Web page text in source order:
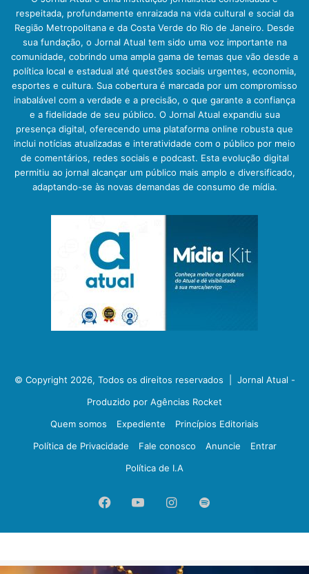
respeitada, profundamente enraizada na vida cultural e social da
Região Metropolitana e da Costa Verde do Rio de Janeiro. Desde
sua fundação, o Jornal Atual tem sido uma voz importante na
comunidade, cobrindo uma ampla gama de temas que vão desde a
política local e estadual até questões sociais urgentes, economia,
esportes e cultura. Sua cobertura é marcada por um compromisso
inabalável com a verdade e a precisão, o que garante a confiança
e a fidelidade de seu público. O Jornal Atual expandiu sua
presença digital, oferecendo uma plataforma online robusta que
inclui notícias atualizadas e interatividade com o público por meio
de comentários, redes sociais e podcast. Esta evolução digital
permitiu ao jornal alcançar um público mais amplo e diversificado,
adaptando-se às novas demandas de consumo de mídia.
© Copyright 2026, Todos os direitos reservados | Jornal Atual -
Produzido por Agências Rocket
Quem somos
Expediente
Princípios Editoriais
Política de Privacidade
Fale conosco Anuncie
Entrar
Política de I.A
FacebookYouTubeInstagram
Spotify